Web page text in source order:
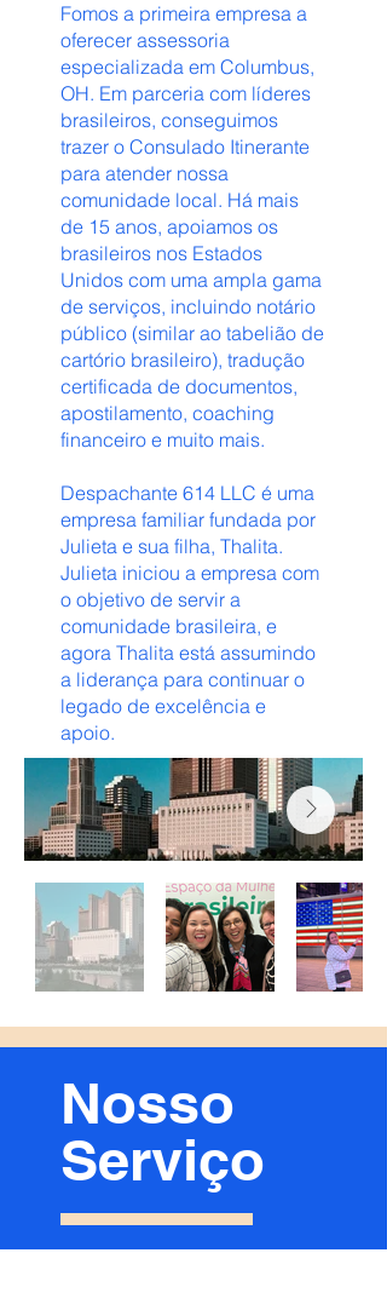
Fomos a primeira empresa a
oferecer assessoria
especializada em Columbus,
OH. Em parceria com líderes
brasileiros, conseguimos
trazer o Consulado Itinerante
para atender nossa
comunidade local. Há mais
de 15 anos, apoiamos os
brasileiros nos Estados
Unidos com uma ampla gama
de serviços, incluindo notário
público (similar ao tabelião de
cartório brasileiro), tradução
certificada de documentos,
apostilamento, coaching
financeiro e muito mais.
Despachante 614 LLC é uma
empresa familiar fundada por
Julieta e sua filha, Thalita.
Julieta iniciou a empresa com
o objetivo de servir a
comunidade brasileira, e
agora Thalita está assumindo
a liderança para continuar o
legado de excelência e
apoio.
Nosso
Serviço